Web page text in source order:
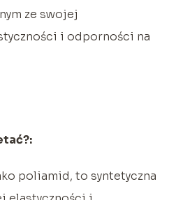
ze swojej
i odporności na
poliamid, to syntetyczna